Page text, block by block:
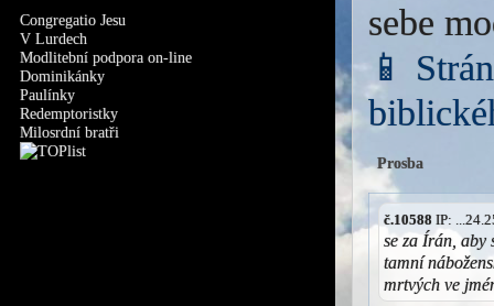
Congregatio Jesu
V Lurdech
Modlitební podpora on-line
Dominikánky
Paulínky
Redemptoristky
Milosrdní bratři
sebe
📱
Prosba
č.10588 IP:
se za Írán, aby
tamní
mrtvých ve